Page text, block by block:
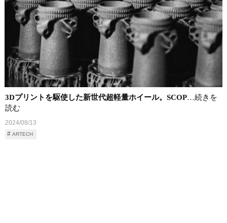
3Dプリントを駆使した新世代超軽量ホイール。SCOP…続きを
読む
2024/08/13
ARTECH